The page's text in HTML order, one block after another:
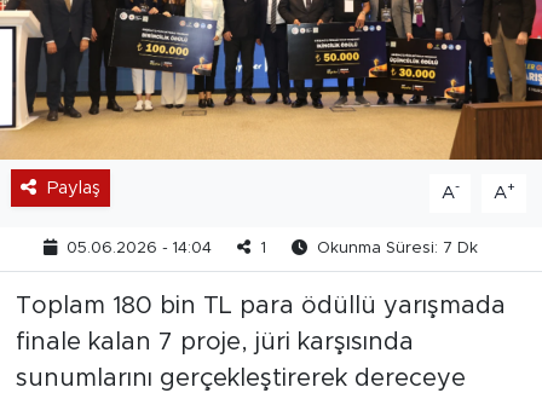
Paylaş A- A+
05.06.2026 - 14:04 1 Okunma Süresi: 7 Dk
Toplam 180 bin TL para ödüllü yarışmada
finale kalan 7 proje, jüri karşısında
sunumlarını gerçekleştirerek dereceye